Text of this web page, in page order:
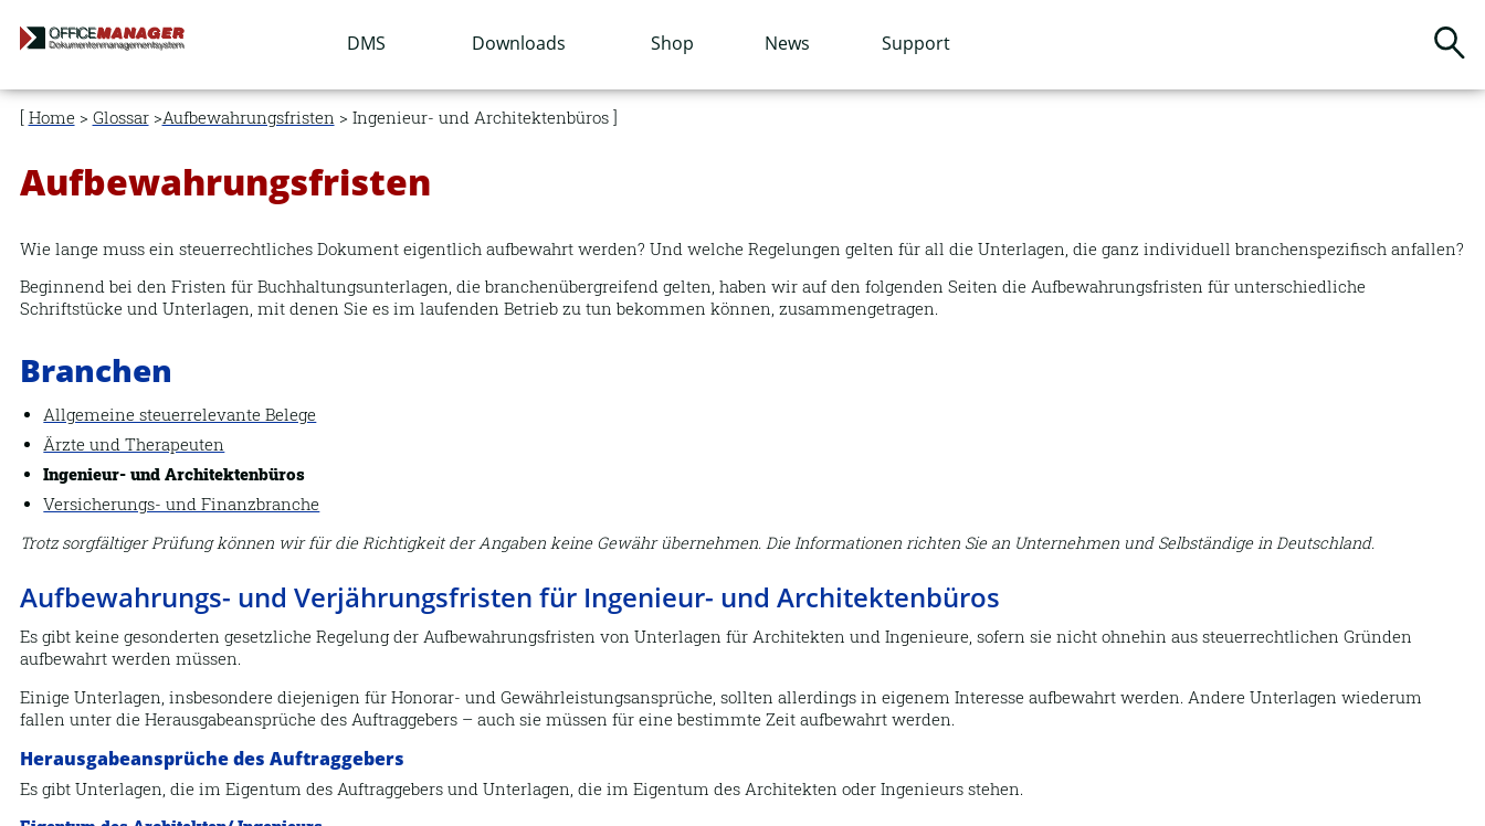
Navigation
überspringen
DMS Downloads Shop News Support
Home > Glossar>Aufbewahrungsfristen > Ingenieur- und Architektenbüros
Aufbewahrungsfristen
Wie lange muss ein steuerrechtliches Dokument eigentlich aufbewahrt werden? Und welche Regelungen gelten für all die Unterlagen, die ganz individuell branchenspezifisch anfallen?
Beginnend bei den Fristen für Buchhaltungsunterlagen, die branchenübergreifend gelten, haben wir auf den folgenden Seiten die Aufbewahrungsfristen für unterschiedliche
Schriftstücke und Unterlagen, mit denen Sie es im laufenden Betrieb zu tun bekommen können, zusammengetragen.
Branchen
Allgemeine steuerrelevante Belege
Ärzte und Therapeuten
Ingenieur- und Architektenbüros
Versicherungs- und Finanzbranche
Trotz sorgfältiger Prüfung können wir für die Richtigkeit der Angaben keine Gewähr übernehmen. Die Informationen richten Sie an Unternehmen und Selbständige in Deutschland.
Aufbewahrungs- und Verjährungsfristen für Ingenieur- und Architektenbüros
Es gibt keine gesonderten gesetzliche Regelung der Aufbewahrungsfristen von Unterlagen für Architekten und Ingenieure, sofern sie nicht ohnehin aus steuerrechtlichen Gründen
aufbewahrt werden müssen.
Einige Unterlagen, insbesondere diejenigen für Honorar- und Gewährleistungsansprüche, sollten allerdings in eigenem Interesse aufbewahrt werden. Andere Unterlagen wiederum
fallen unter die Herausgabeansprüche des Auftraggebers – auch sie müssen für eine bestimmte Zeit aufbewahrt werden.
Herausgabeansprüche des Auftraggebers
Es gibt Unterlagen, die im Eigentum des Auftraggebers und Unterlagen, die im Eigentum des Architekten oder Ingenieurs stehen.